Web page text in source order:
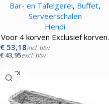
Bar- en Tafelgerei, Buffet,
Serveerschalen
Hendi
Voor 4 korven Exclusief korven.
€ 53,18incl. btw
€ 43,95excl. btw
HENDI